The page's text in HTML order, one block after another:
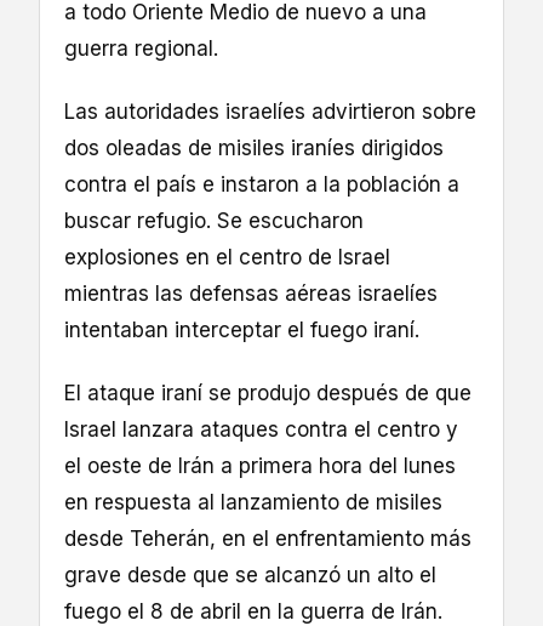
a todo Oriente Medio de nuevo a una
guerra regional.
Las autoridades israelíes advirtieron sobre
dos oleadas de misiles iraníes dirigidos
contra el país e instaron a la población a
buscar refugio. Se escucharon
explosiones en el centro de Israel
mientras las defensas aéreas israelíes
intentaban interceptar el fuego iraní.
El ataque iraní se produjo después de que
Israel lanzara ataques contra el centro y
el oeste de Irán a primera hora del lunes
en respuesta al lanzamiento de misiles
desde Teherán, en el enfrentamiento más
grave desde que se alcanzó un alto el
fuego el 8 de abril en la guerra de Irán.